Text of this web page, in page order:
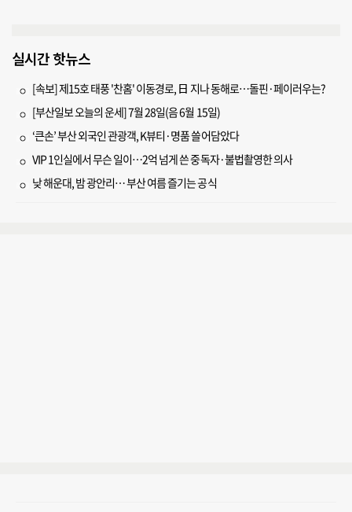
실시간 핫뉴스
[속보] 제15호 태풍 '찬홈' 이동경로, 日 지나 동해로…돌핀·페이러우는?
[부산일보 오늘의 운세] 7월 28일(음 6월 15일)
‘큰손’ 부산 외국인 관광객, K뷰티·명품 쓸어담았다
VIP 1인실에서 무슨 일이…2억 넘게 쓴 중독자·불법촬영한 의사
낮 해운대, 밤 광안리… 부산 여름 즐기는 공식